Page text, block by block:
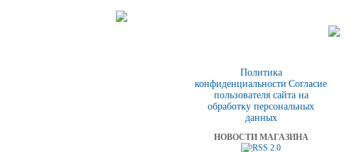
Политика
конфиденциальности Согласие
пользователя сайта на
обработку персональных
данных
НОВОСТИ МАГАЗИНА